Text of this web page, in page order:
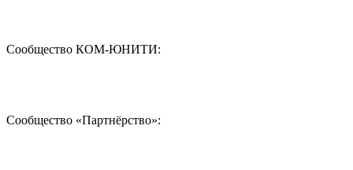
Сообщество КОМ-ЮНИТИ:
Сообщество «Партнёрство»: